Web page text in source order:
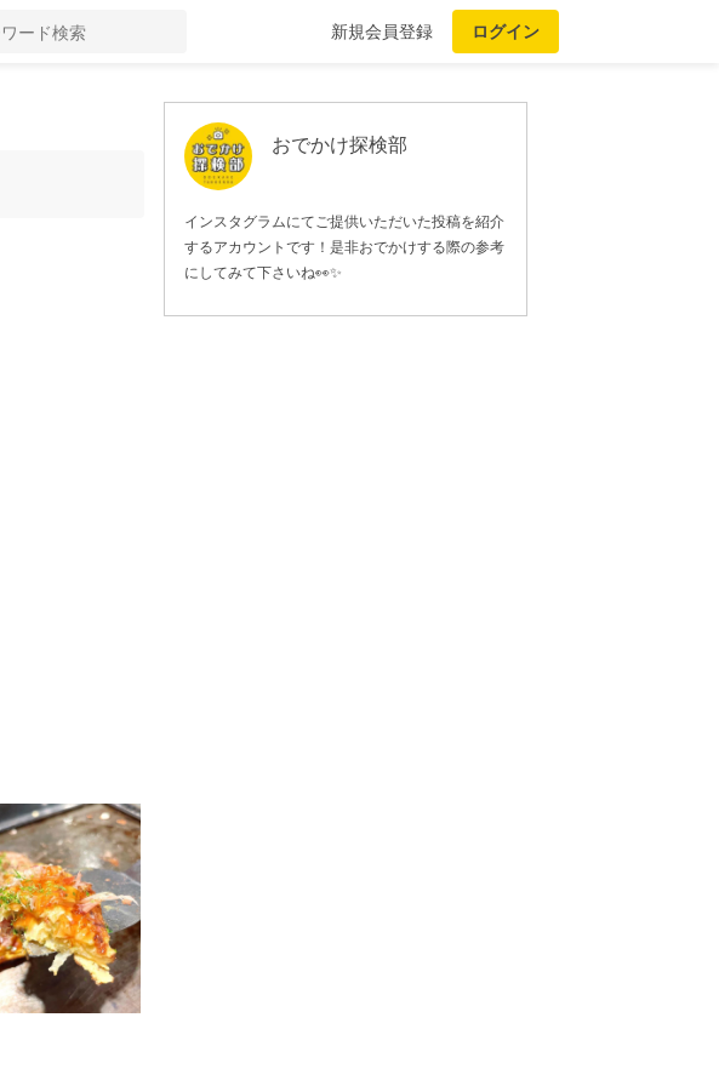
新規会員登録 ログイン
おでかけ探検部
インスタグラムにてご提供いただいた投稿を紹介
するアカウントです！是非おでかけする際の参考
にしてみて下さいね👀✨